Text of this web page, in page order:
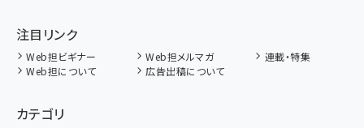
注目リンク
Web担ビギナー Web担メルマガ
連載・特集
Web担について
広告出稿について
カテゴリ